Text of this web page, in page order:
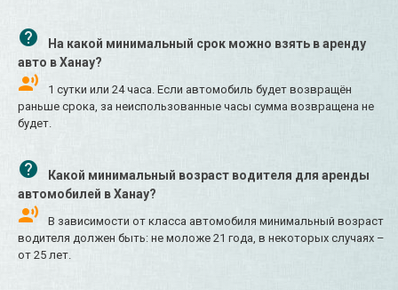
На какой минимальный срок можно взять в аренду
авто в Ханау?
1 сутки или 24 часа. Если автомобиль будет возвращён
раньше срока, за неиспользованные часы сумма возвращена не
будет.
Какой минимальный возраст водителя для аренды
автомобилей в Ханау?
В зависимости от класса автомобиля минимальный возраст
водителя должен быть: не моложе 21 года, в некоторых случаях –
от 25 лет.